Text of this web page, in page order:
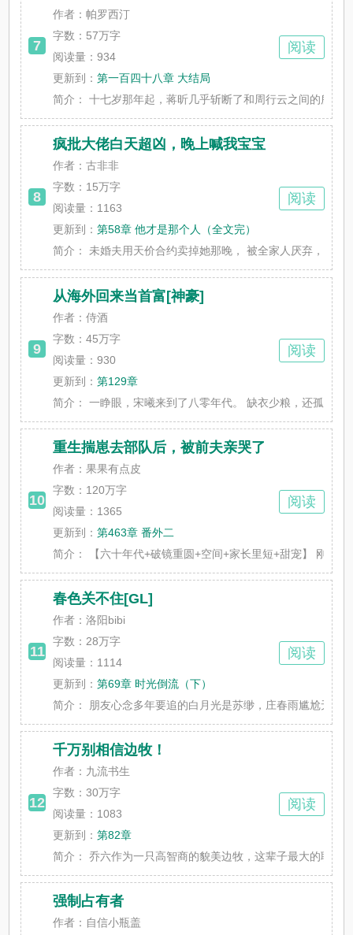
7
作者：帕罗西汀
字数： 57万字
阅读量：934
更新到：第一百四十八章 大结局
简介：
十七岁那年起，蒋昕几乎斩断了和周行云之间的所有
阅读
8
疯批大佬白天超凶，晚上喊我宝宝
作者：古非非
字数： 15万字
阅读量：1163
更新到：第58章 他才是那个人（全文完）
简介：
未婚夫用天价合约卖掉她那晚， 被全家人厌弃，称
阅读
9
从海外回来当首富[神豪]
作者：侍酒
字数：45万字
阅读量：930
更新到：第129章
简介：
一睁眼，宋曦来到了八零年代。 缺衣少粮，还孤身
阅读
10
重生揣崽去部队后，被前夫亲哭了
作者：果果有点皮
字数： 120万字
阅读量：1365
更新到：第463章 番外二
简介：
【六十年代+破镜重圆+空间+家长里短+甜宠】 刚打
阅读
11
春色关不住[GL]
作者：洛阳bibi
字数： 28万字
阅读量：1114
更新到：第69章 时光倒流（下）
简介：
朋友心念多年要追的白月光是苏缈，庄春雨尴尬无比
阅读
12
千万别相信边牧！
作者：九流书生
字数：30万字
阅读量：1083
更新到：第82章
简介：
乔六作为一只高智商的貌美边牧，这辈子最大的耻辱
阅读
强制占有者
作者：自信小瓶盖